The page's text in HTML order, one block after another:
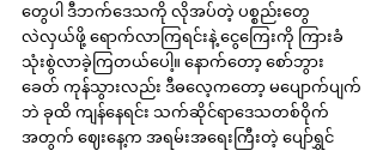
တွေပါ ဒီဘက်ဒေသကို လိုအပ်တဲ့ ပစ္စည်းတွေ
လဲလှယ်ဖို့ ရောက်လာကြရင်းနဲ့ ငွေကြေးကို ကြားခံ
သုံးစွဲလာခဲ့ကြတယ်ပေါ့။ နောက်တော့ စော်ဘွား
ခေတ် ကုန်သွားလည်း ဒီဓလေ့ကတော့ မပျောက်ပျက်
ဘဲ ခုထိ ကျန်နေရင်း သက်ဆိုင်ရာဒေသတစ်ဝိုက်
အတွက် ဈေးနေ့က အရမ်းအရေးကြီးတဲ့ ပျော်ရွှင်